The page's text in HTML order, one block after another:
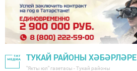
ТУКАЙ РАЙОНЫ ХӘБӘРЛӘРЕ
"Якты юл" газетасы - Тукай районы